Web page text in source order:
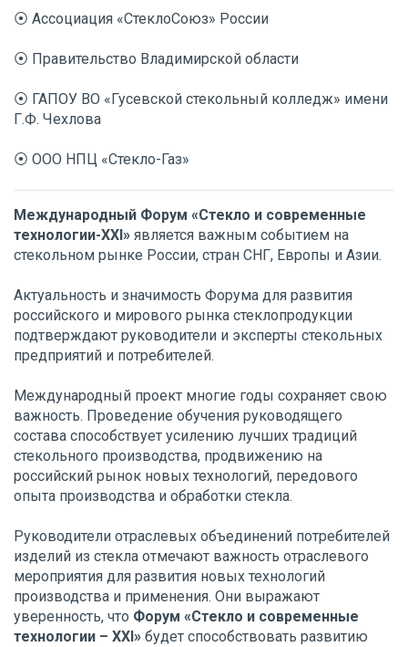
⦿ Ассоциация «СтеклоСоюз» России
⦿ Правительство Владимирской области
⦿ ГАПОУ ВО «Гусевской стекольный колледж» имени
Г.Ф. Чехлова
⦿ ООО НПЦ «Стекло-Газ»
Международный Форум «Стекло и современные
технологии-ХХI» является важным событием на
стекольном рынке России, стран СНГ, Европы и Азии.
Актуальность и значимость Форума для развития
российского и мирового рынка стеклопродукции
подтверждают руководители и эксперты стекольных
предприятий и потребителей.
Международный проект многие годы сохраняет свою
важность. Проведение обучения руководящего
состава способствует усилению лучших традиций
стекольного производства, продвижению на
российский рынок новых технологий, передового
опыта производства и обработки стекла.
Руководители отраслевых объединений потребителей
изделий из стекла отмечают важность отраслевого
мероприятия для развития новых технологий
производства и применения. Они выражают
уверенность, что Форум «Стекло и современные
технологии – XXI» будет способствовать развитию